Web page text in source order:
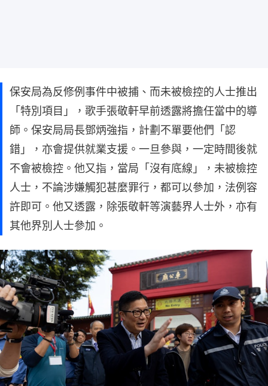
保安局為反修例事件中被捕、而未被檢控的人士推出
「特別項目」，歌手張敬軒早前透露將擔任當中的導
師。保安局局長鄧炳強指，計劃不單要他們「認
錯」，亦會提供就業支援。一旦參與，一定時間後就
不會被檢控。他又指，當局「沒有底線」，未被檢控
人士，不論涉嫌觸犯甚麼罪行，都可以參加，法例容
許即可。他又透露，除張敬軒等演藝界人士外，亦有
其他界別人士參加。